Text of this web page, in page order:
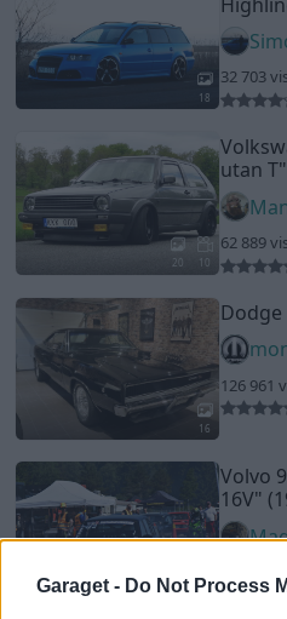
Garaget - Do Not Process
18
32 703
20 10
utan T"
62 889
16
Dodge
126 961
20 21
Volvo
16V"